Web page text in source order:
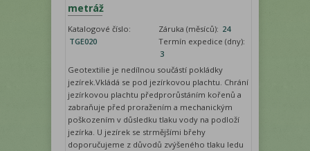
metráž
Katalogové číslo:
TGE020
Záruka (měsíců): 24
Termín expedice (dny):
3
Geotextilie je nedílnou součástí pokládky
jezírek.Vkládá se pod jezírkovou plachtu. Chrání
jezírkovou plachtu předprorůstáním kořenů a
zabraňuje před proražením a mechanickým
poškozením v důsledku tlaku vody na podloží
jezírka. U jezírek se strmějšími břehy
doporučujeme z důvodů zvýšeného tlaku ledu